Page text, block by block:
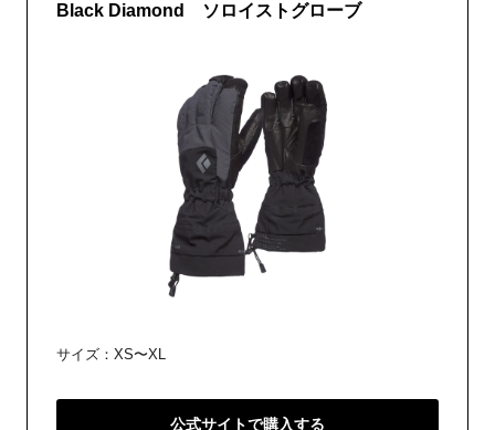
Black Diamond ソロイストグローブ
サイズ：XS〜XL
公式サイトで購入する